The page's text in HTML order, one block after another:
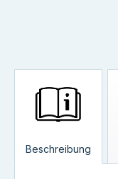
Beschreibung